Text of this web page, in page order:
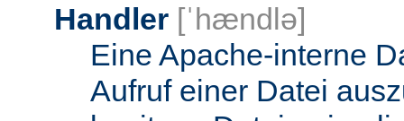
Handler [ˈhændlə]
Eine Apache-interne
Aufruf einer Datei